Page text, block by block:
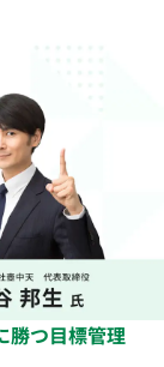
勝つ目標管理